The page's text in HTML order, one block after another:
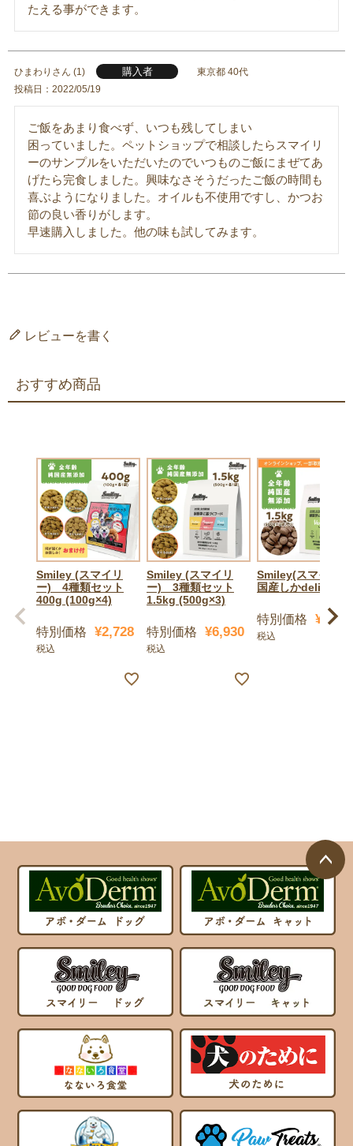
たえる事ができます。
ひまわり 1 購入者 東京都 40代
投稿日
2022/05/19
ご飯をあまり食べず、いつも残してしまい
困っていました。ペットショップで相談したらスマイリ
ーのサンプルをいただいたのでいつものご飯にまぜてあ
げたら完食しました。興味なさそうだったご飯の時間も
喜ぶようになりました。オイルも不使用ですし、かつお
節の良い香りがします。
早速購入しました。他の味も試してみます。
レビューを書く
おすすめ商品
Smiley (スマイリ
ー) 4種類セット
400g (100g×4)
特別価格 ¥2,728
税込
Smiley (スマイリ
ー) 3種類セット
1.5kg (500g×3)
特別価格 ¥6,930
税込
Smiley(スマイリ
国産しかdeli1.5kg
特別価格 ¥
税込
ページ
トップ
へ